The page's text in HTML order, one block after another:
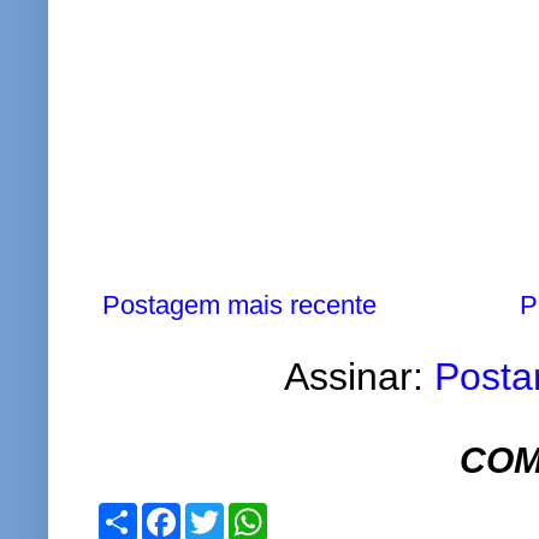
Postagem mais recente
Assinar:
S
h
F
a
T
w